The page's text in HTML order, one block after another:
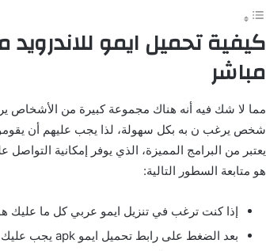
مباشر
شخص يرغب ن به بكل سهولة، لذا يجب عليهم أن
يعتبر من البرامج المميزة، الذي يوفر إمكانية
هو متابعة السطور التالية:
إذا كنت ترغب في تنزيل ايمو عربي كل ما عليك
بعد الضغط على رابط تحميل ايمو apk يجب عليك الضغط على خيار التحميل، الذي يظهر على الشاشة.